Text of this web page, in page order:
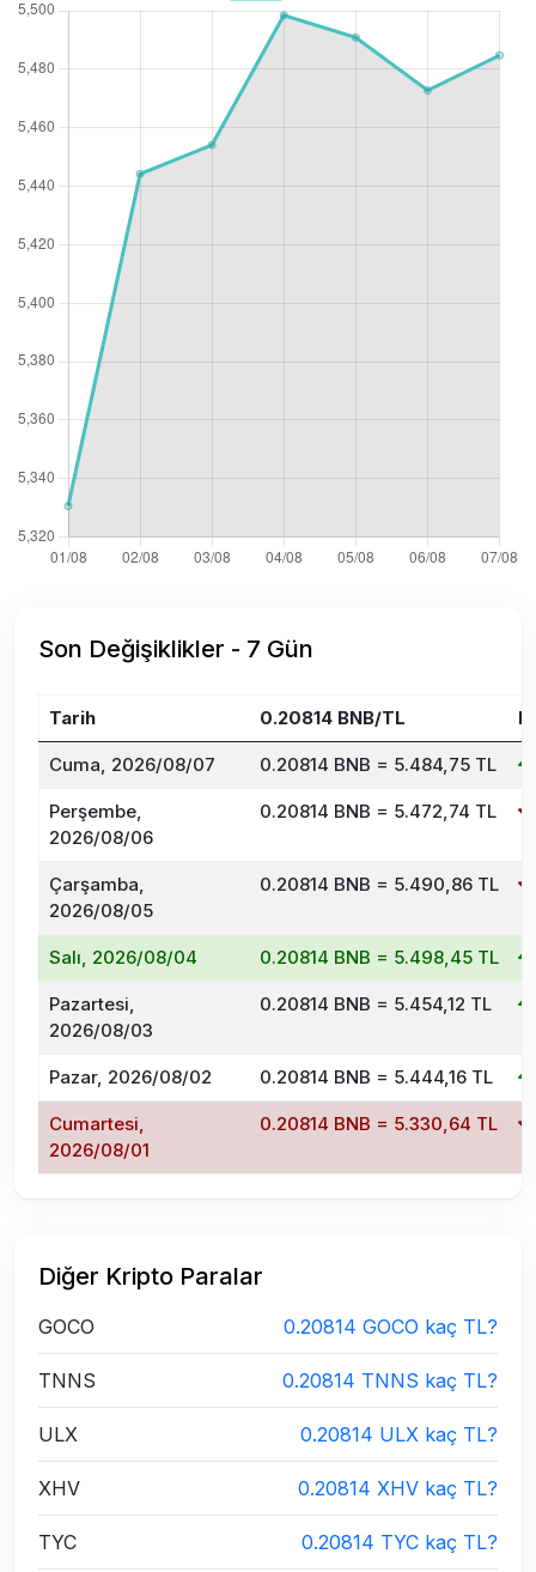
Son Değişiklikler - 7 Gün
Tarih 0.20814 BNB/TL
Cuma, 2026/08/07 0.20814 BNB = 5.484,75 TL
Perşembe,
2026/08/06
0.20814 BNB = 5.472,74 TL
Çarşamba,
2026/08/05
0.20814 BNB = 5.490,86 TL
Salı, 2026/08/04 0.20814 BNB = 5.498,45 TL
Pazartesi,
2026/08/03
0.20814 BNB = 5.454,12 TL
Pazar, 2026/08/02 0.20814 BNB = 5.444,16 TL
Cumartesi,
2026/08/01
0.20814 BNB = 5.330,64 TL
Diğer Kripto Paralar
GOCO 0.20814 GOCO kaç TL?
TNNS 0.20814 TNNS kaç TL?
ULX 0.20814 ULX kaç TL?
XHV 0.20814 XHV kaç TL?
TYC 0.20814 TYC kaç TL?